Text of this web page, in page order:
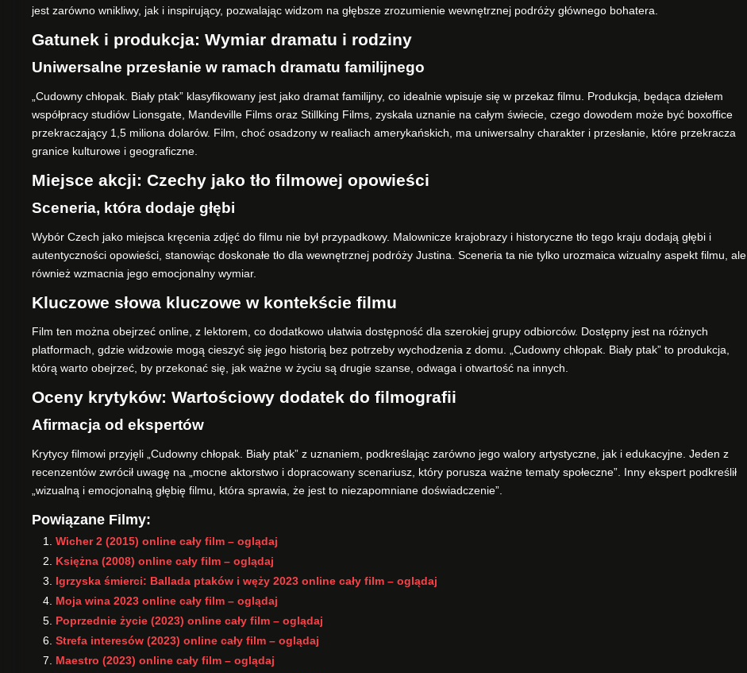
jest zarówno wnikliwy, jak i inspirujący, pozwalając widzom na głębsze zrozumienie wewnętrznej podróży głównego bohatera.
Gatunek i produkcja: Wymiar dramatu i rodziny
Uniwersalne przesłanie w ramach dramatu familijnego
„Cudowny chłopak. Biały ptak” klasyfikowany jest jako dramat familijny, co idealnie wpisuje się w przekaz filmu. Produkcja, będąca dziełem
współpracy studiów Lionsgate, Mandeville Films oraz Stillking Films, zyskała uznanie na całym świecie, czego dowodem może być boxoffice
przekraczający 1,5 miliona dolarów. Film, choć osadzony w realiach amerykańskich, ma uniwersalny charakter i przesłanie, które przekracza
granice kulturowe i geograficzne.
Miejsce akcji: Czechy jako tło filmowej opowieści
Sceneria, która dodaje głębi
Wybór Czech jako miejsca kręcenia zdjęć do filmu nie był przypadkowy. Malownicze krajobrazy i historyczne tło tego kraju dodają głębi i
autentyczności opowieści, stanowiąc doskonałe tło dla wewnętrznej podróży Justina. Sceneria ta nie tylko urozmaica wizualny aspekt filmu, ale
również wzmacnia jego emocjonalny wymiar.
Kluczowe słowa kluczowe w kontekście filmu
Film ten można obejrzeć online, z lektorem, co dodatkowo ułatwia dostępność dla szerokiej grupy odbiorców. Dostępny jest na różnych
platformach, gdzie widzowie mogą cieszyć się jego historią bez potrzeby wychodzenia z domu. „Cudowny chłopak. Biały ptak” to produkcja,
którą warto obejrzeć, by przekonać się, jak ważne w życiu są drugie szanse, odwaga i otwartość na innych.
Oceny krytyków: Wartościowy dodatek do filmografii
Afirmacja od ekspertów
Krytycy filmowi przyjęli „Cudowny chłopak. Biały ptak” z uznaniem, podkreślając zarówno jego walory artystyczne, jak i edukacyjne. Jeden z
recenzentów zwrócił uwagę na „mocne aktorstwo i dopracowany scenariusz, który porusza ważne tematy społeczne”. Inny ekspert podkreślił
„wizualną i emocjonalną głębię filmu, która sprawia, że jest to niezapomniane doświadczenie”.
Powiązane Filmy:
Wicher 2 (2015) online cały film – oglądaj
Księżna (2008) online cały film – oglądaj
Igrzyska śmierci: Ballada ptaków i węży 2023 online cały film – oglądaj
Moja wina 2023 online cały film – oglądaj
Poprzednie życie (2023) online cały film – oglądaj
Strefa interesów (2023) online cały film – oglądaj
Maestro (2023) online cały film – oglądaj